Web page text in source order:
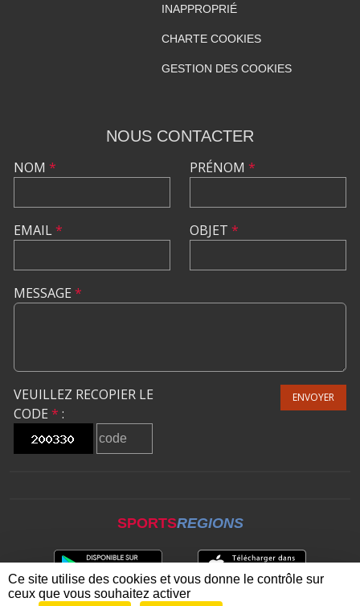
INAPPROPRIÉ
CHARTE COOKIES
GESTION DES COOKIES
NOUS CONTACTER
NOM *
EMAIL*
PRÉNOM *
OBJET *
MESSAGE *
VEUILLEZ RECOPIER LE
CODE * :
ENVOYER
SPORTSREGIONS
Ce site utilise des cookies et vous donne le contrôle sur
ceux que vous souhaitez activer